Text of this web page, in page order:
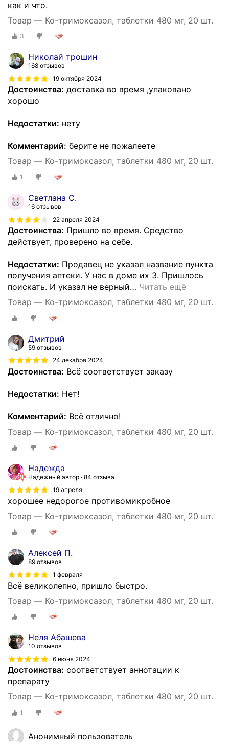
как и что.
Товар — Ко-тримоксазол, таблетки 480 мг, 20 шт.
3
Николай трошин
168 отзывов
19 октября 2024
Достоинства: доставка во время ,упаковано
хорошо
Недостатки: нету
Комментарий: берите не пожалеете
Товар — Ко-тримоксазол, таблетки 480 мг, 20 шт.
1
Светлана С.
16 отзывов
22 апреля 2024
Достоинства: Пришло во время. Средство
действует, проверено на себе.
Недостатки: Продавец не указал название пункта
получения аптеки. У нас в доме их 3. Пришлось
поискать. И указал не верный… Читать ещё
Товар — Ко-тримоксазол, таблетки 480 мг, 20 шт.
Дмитрий
59 отзывов
24 декабря 2024
Достоинства: Всё соответствует заказу
Недостатки: Нет!
Комментарий: Всё отлично!
Товар — Ко-тримоксазол, таблетки 480 мг, 20 шт.
Надежда
Надёжный автор 84 отзыва
19 апреля
хорошее недорогое противомикробное
Товар — Ко-тримоксазол, таблетки 480 мг, 20 шт.
Алексей П.
89 отзывов
1 февраля
Всё великолепно, пришло быстро.
Товар — Ко-тримоксазол, таблетки 480 мг, 20 шт.
Неля Абашева
10 отзывов
6 июня 2024
Достоинства: соответствует аннотации к
препарату
Товар — Ко-тримоксазол, таблетки 480 мг, 20 шт.
1
Анонимный пользователь